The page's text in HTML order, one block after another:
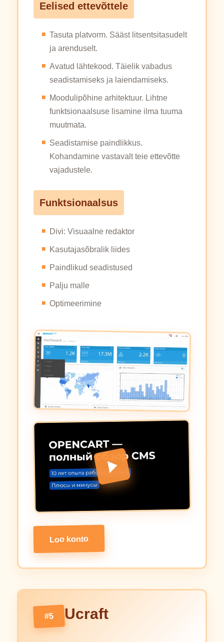
Eelised ettevõttele
Tasuta platvorm. Sääst litsentsitasudelt
ja arenduselt.
Avatud lähtekood. Täielik vabadus
seadistamiseks ja laiendamiseks.
Moodulipõhine arhitektuur. Lihtne
funktsionaalsuse lisamine ilma tuuma
muutmata.
Seadistamise paindlikkus.
Kohandamine vastavalt teie ettevõtte
vajadustele.
Funktsionaalsus
Divi: Visuaalne redaktor
Kasutajasõbralik liides
Paindlikud seadistused
Palju malle
Optimeerimine
Loo konto
#5 Ucraft